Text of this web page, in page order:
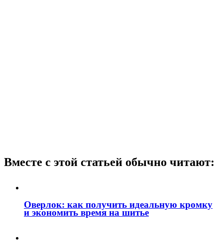
Вместе с этой статьей обычно читают:
Оверлок: как получить идеальную кромку
и экономить время на шитье